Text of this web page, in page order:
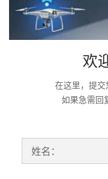
欢
在这里，提
如果急需回
姓名：